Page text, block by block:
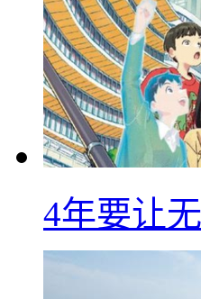
4年要让